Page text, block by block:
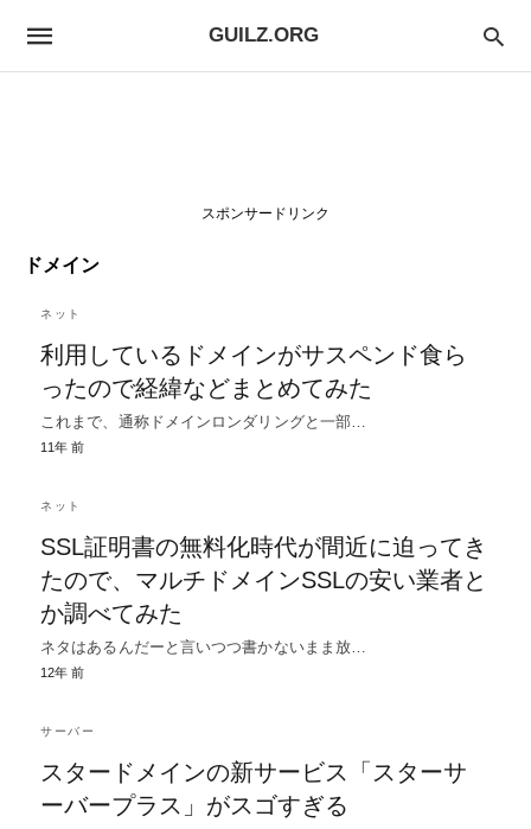
GUILZ.ORG
スポンサードリンク
ドメイン
ネット
利用しているドメインがサスペンド食ら
ったので経緯などまとめてみた
これまで、通称ドメインロンダリングと一部…
11年 前
ネット
SSL証明書の無料化時代が間近に迫ってき
たので、マルチドメインSSLの安い業者と
か調べてみた
ネタはあるんだーと言いつつ書かないまま放…
12年 前
サーバー
スタードメインの新サービス「スターサ
ーバープラス」がスゴすぎる